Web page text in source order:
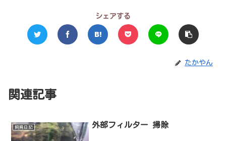
シェアする
たかやん
関連記事
飼育日記 外部フィルター 掃除